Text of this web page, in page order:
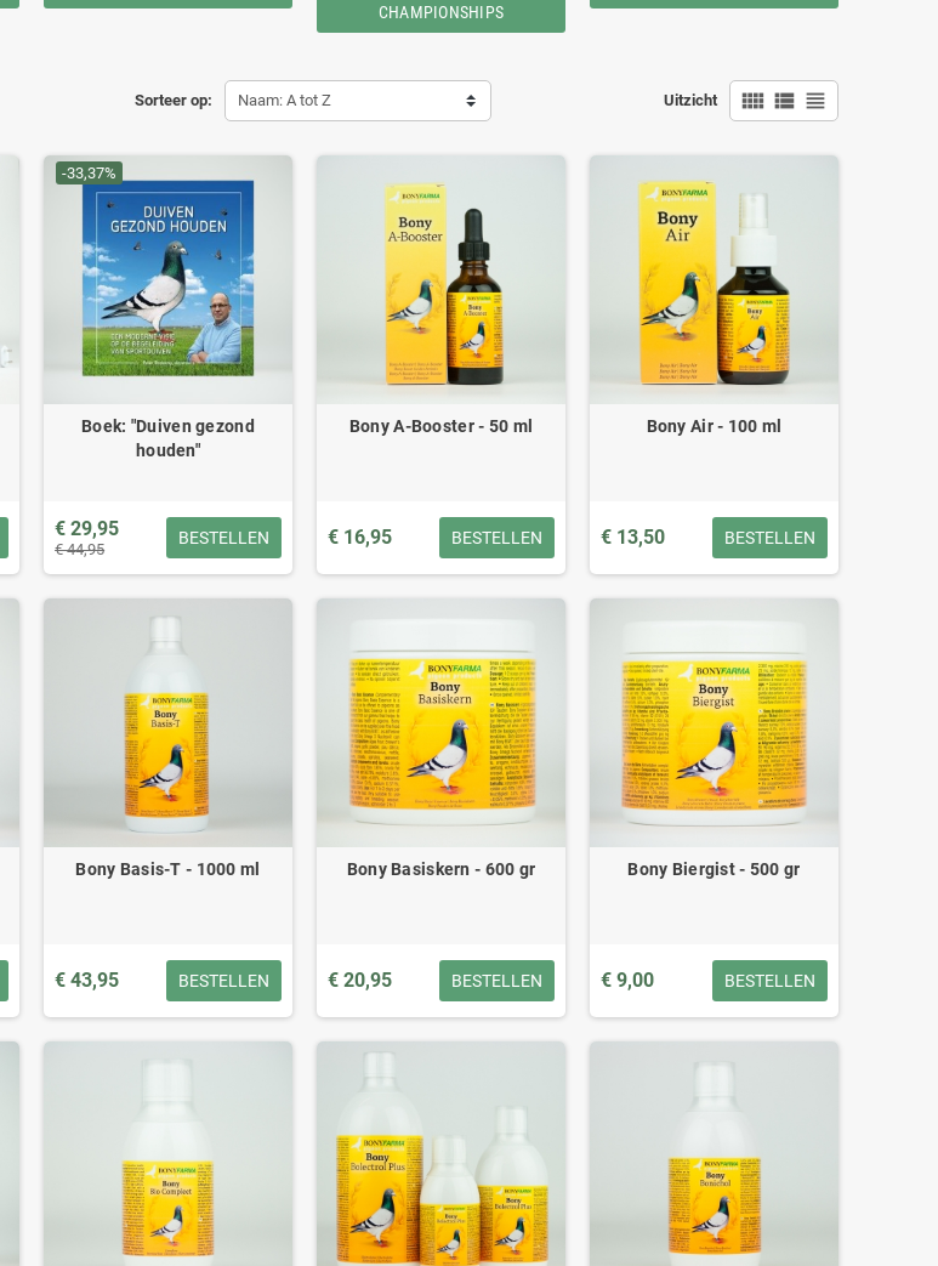
CHAMPIONSHIPS
Sorteer op: Naam: A tot Z Uitzicht view_comfy view_list view_headline
-33,37%
Boek: "Duiven gezond
houden"
€ 29,95
€ 44,95
BESTELLEN
Bony A-Booster - 50 ml
€ 16,95 BESTELLEN
Bony Air - 100 ml
€ 13,50 BESTELLEN
Bony Basis-T - 1000 ml
€ 43,95 BESTELLEN
Bony Basiskern - 600 gr
€ 20,95 BESTELLEN
Bony Biergist - 500 gr
€ 9,00 BESTELLEN